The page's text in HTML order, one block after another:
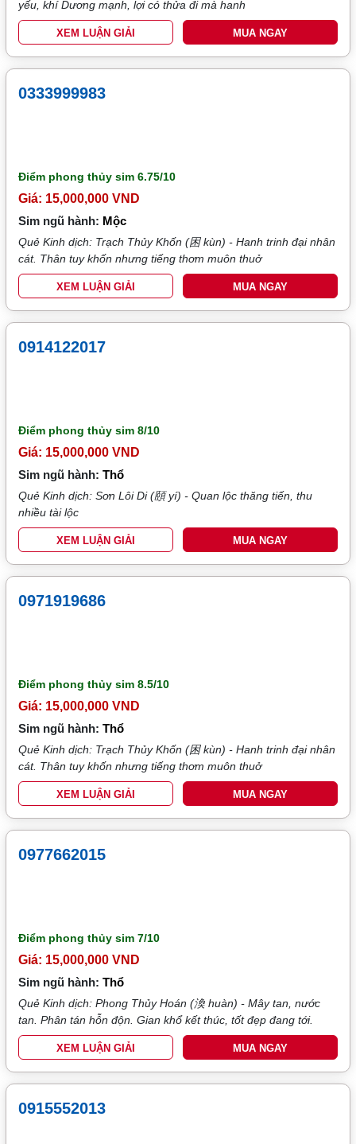
yếu, khí Dương mạnh, lợi có thửa đi mà hanh
XEM LUẬN GIẢI MUA NGAY
0333999983
Điểm phong thủy sim6.75/10
Giá: 15,000,000 VND
Sim ngũ hành: Mộc
Quẻ Kinh dịch: Trạch Thủy Khốn (困 kùn) - Hanh trinh đại nhân
cát. Thân tuy khốn nhưng tiếng thơm muôn thuở
XEM LUẬN GIẢI MUA NGAY
0914122017
Điểm phong thủy sim8/10
Giá: 15,000,000 VND
Sim ngũ hành:Thổ
Quẻ Kinh dịch: Sơn Lôi Di (頤 yí) - Quan lộc thăng tiến, thu
nhiều tài lộc
XEM LUẬN GIẢI MUA NGAY
0971919686
Điểm phong thủy sim8.5/10
Giá: 15,000,000 VND
Sim ngũ hành:Thổ
Quẻ Kinh dịch: Trạch Thủy Khốn (困 kùn) - Hanh trinh đại nhân
cát. Thân tuy khốn nhưng tiếng thơm muôn thuở
XEM LUẬN GIẢI MUA NGAY
0977662015
Điểm phong thủy sim7/10
Giá: 15,000,000 VND
Sim ngũ hành:Thổ
Quẻ Kinh dịch: Phong Thủy Hoán (渙 huàn) - Mây tan, nước
tan. Phân tán hỗn độn. Gian khổ kết thúc, tốt đẹp đang tới.
XEM LUẬN GIẢI MUA NGAY
0915552013